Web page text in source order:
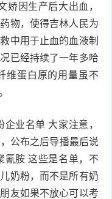
娇因生产后大出血，
物，使得吉林人民为
中用于止血的血液制
已经持续了一年多哈
维蛋白原的用量虽不
业名单 大家注意，
公布之后导播最后说
氰胺 这些是名单，不
奶粉，而不是所有奶
友如果不放心可以考